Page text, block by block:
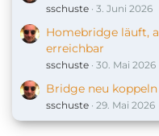
sschuste 3. Juni 2026
Homebridge läuft,
erreichbar
sschuste 30. Mai 2026
Bridge neu koppeln
sschuste 29. Mai 2026